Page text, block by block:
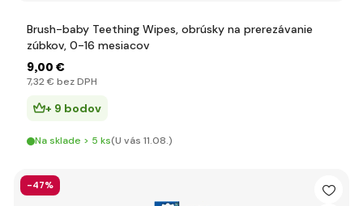
Brush-baby Teething Wipes, obrúsky na prerezávanie
zúbkov, 0-16 mesiacov
9,00 €
7,32 € bez DPH
+ 9 bodov
Na sklade > 5 ks(U vás 11.08.)
-47%